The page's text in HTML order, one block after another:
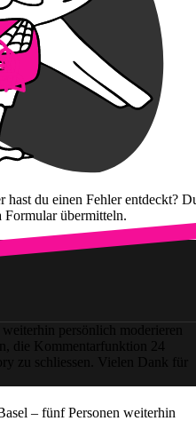
hast du einen Fehler entdeckt?
Formular übermitteln.
persönlich moderieren
die Kommentarfunktion 24
zu schliessen. Vielen Dank für
– fünf Personen weiterhin